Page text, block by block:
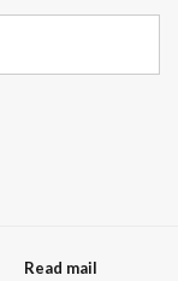
Read mail